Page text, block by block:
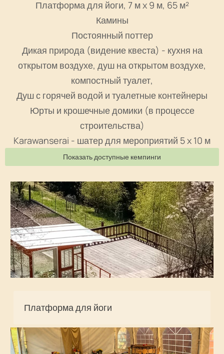
Платформа для йоги, 7 м x 9 м, 65 м²
Камины
Постоянный поттер
Дикая природа (видение квеста) - кухня на
открытом воздухе, душ на открытом воздухе,
компостный туалет,
Душ с горячей водой и туалетные контейнеры
Юрты и крошечные домики (в процессе
строительства)
Karawanserai - шатер для мероприятий 5 x 10 м
Показать доступные кемпинги
Платформа для йоги